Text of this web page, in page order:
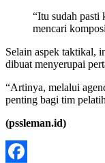
“Itu sudah pasti
mencari
Selain aspek taktikal,
dibuat menyerupai
“Artinya, melalui
penting bagi tim
(pssleman.id)